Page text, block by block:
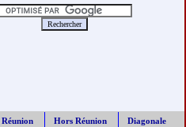
Hors Réunion Diagonale